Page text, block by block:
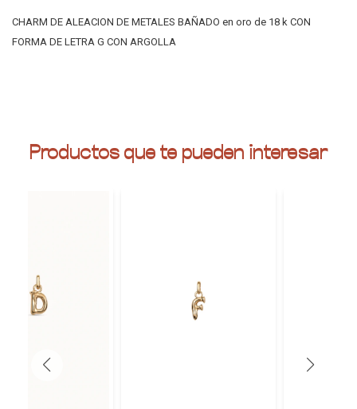
CHARM DE ALEACION DE METALES BAÑADO en oro de 18 k CON
FORMA DE LETRA G CON ARGOLLA
Productos que te pueden interesar